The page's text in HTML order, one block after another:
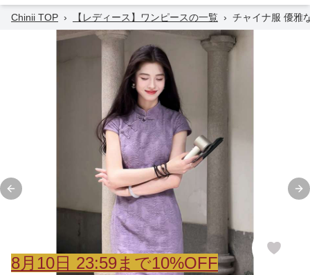
Chinii TOP › 【レディース】ワンピースの一覧 › チャイナ服 優雅
Previous slide
8月 10日 23:59まで10%OFF